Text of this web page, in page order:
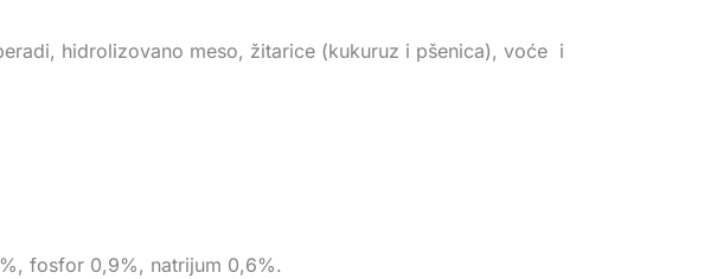
hidrolizovano meso, žitarice (kukuruz i pšenica), voće i
fosfor 0,9%, natrijum 0,6%.